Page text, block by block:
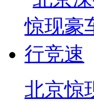
北京惊